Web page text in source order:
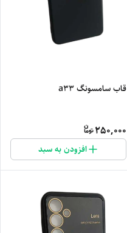
قاب سامسونگ a33
250,000
افزودن به سبد